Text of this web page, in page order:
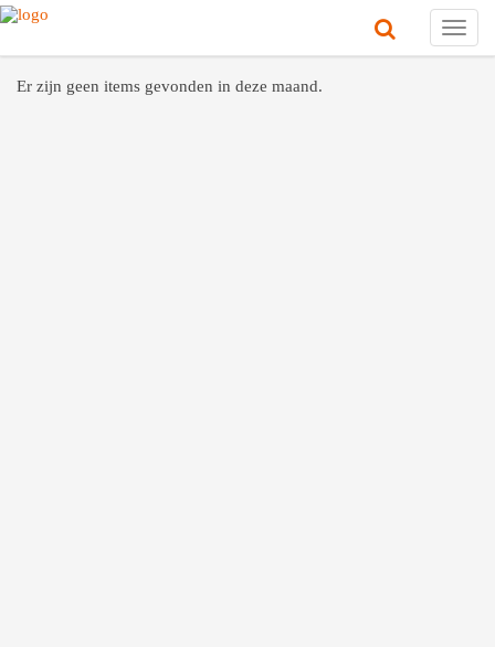
Er zijn geen items gevonden in deze maand.